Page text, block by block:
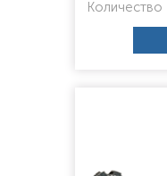
Количество